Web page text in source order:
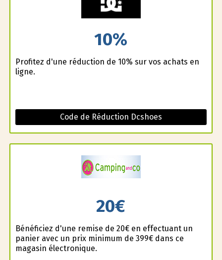
10%
Profitez d'une réduction de 10% sur vos achats en
ligne.
Code de Réduction Dcshoes
20€
Bénéficiez d'une remise de 20€ en effectuant un
panier avec un prix minimum de 399€ dans ce
magasin électronique.